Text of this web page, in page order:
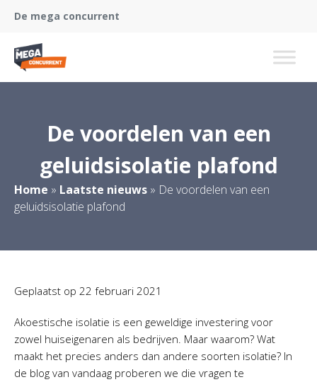
De mega concurrent
De voordelen van een
geluidsisolatie plafond
Home » Laatste nieuws » De voordelen van een
geluidsisolatie plafond
Geplaatst op 22 februari 2021
Akoestische isolatie is een geweldige investering voor
zowel huiseigenaren als bedrijven. Maar waarom? Wat
maakt het precies anders dan andere soorten isolatie? In
de blog van vandaag proberen we die vragen te